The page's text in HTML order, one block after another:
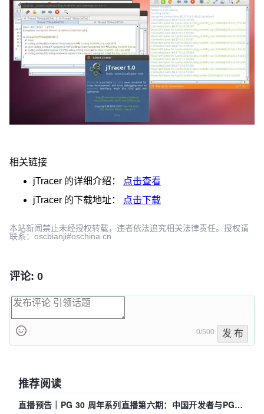
相关链接
jTracer 的详细介绍：
点击查看
jTracer 的下载地址： 点击下载
本站新闻禁止未经授权转载，违者依法追究相关法律责任。授权请
联系：oscbianji#oschina.cn
评论: 0
0/500 发 布
推荐阅读
直播预告｜PG 30 周年系列直播第六期：中国开发者与PG内